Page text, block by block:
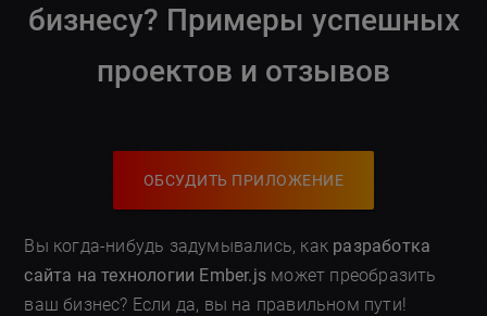
бизнесу? Примеры успешных
проектов и отзывов
ОБСУДИТЬ ПРИЛОЖЕНИЕ
Вы когда-нибудь задумывались, как разработка
сайта на технологии Ember.js может преобразить
ваш бизнес? Если да, вы на правильном пути!